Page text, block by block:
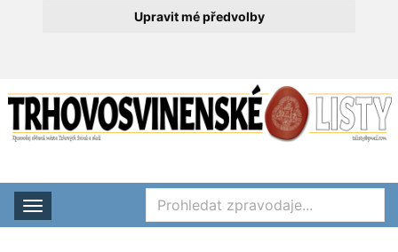
Upravit mé předvolby
Rozbalit nabídku